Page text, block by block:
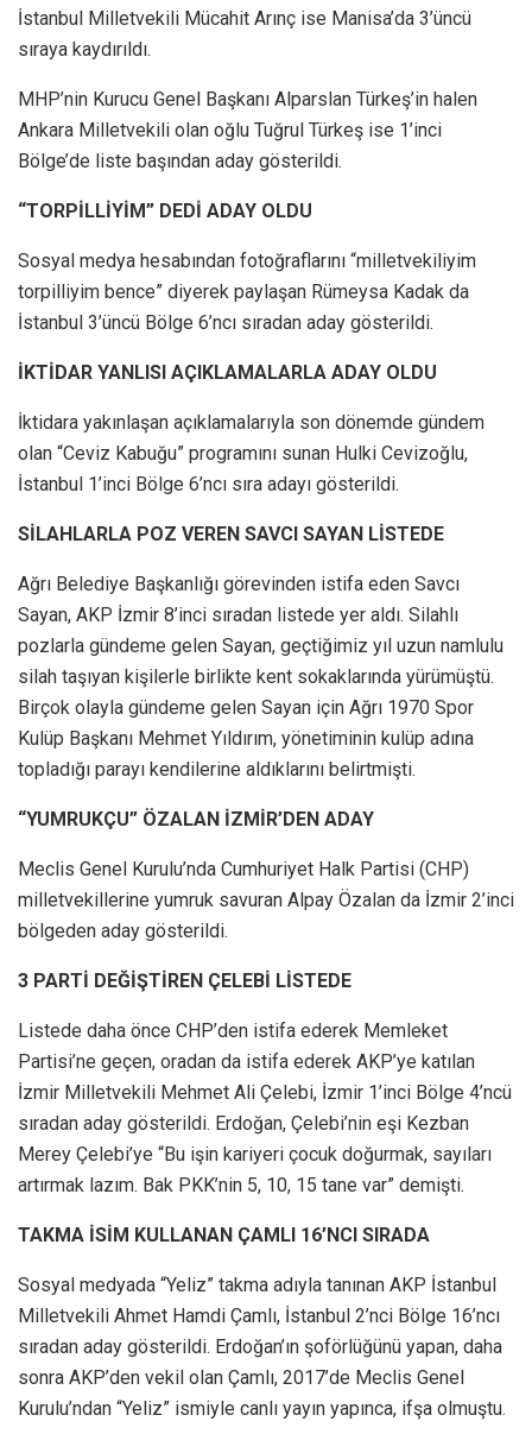
İstanbul Milletvekili Mücahit Arınç ise Manisa’da 3’üncü
sıraya kaydırıldı.
MHP’nin Kurucu Genel Başkanı Alparslan Türkeş’in halen
Ankara Milletvekili olan oğlu Tuğrul Türkeş ise 1’inci
Bölge’de liste başından aday gösterildi.
“TORPİLLİYİM” DEDİ ADAY OLDU
Sosyal medya hesabından fotoğraflarını “milletvekiliyim
torpilliyim bence” diyerek paylaşan Rümeysa Kadak da
İstanbul 3’üncü Bölge 6’ncı sıradan aday gösterildi.
İKTİDAR YANLISI AÇIKLAMALARLA ADAY OLDU
İktidara yakınlaşan açıklamalarıyla son dönemde gündem
olan “Ceviz Kabuğu” programını sunan Hulki Cevizoğlu,
İstanbul 1’inci Bölge 6’ncı sıra adayı gösterildi.
SİLAHLARLA POZ VEREN SAVCI SAYAN LİSTEDE
Ağrı Belediye Başkanlığı görevinden istifa eden Savcı
Sayan, AKP İzmir 8’inci sıradan listede yer aldı. Silahlı
pozlarla gündeme gelen Sayan, geçtiğimiz yıl uzun namlulu
silah taşıyan kişilerle birlikte kent sokaklarında yürümüştü.
Birçok olayla gündeme gelen Sayan için Ağrı 1970 Spor
Kulüp Başkanı Mehmet Yıldırım, yönetiminin kulüp adına
topladığı parayı kendilerine aldıklarını belirtmişti.
“YUMRUKÇU” ÖZALAN İZMİR’DEN ADAY
Meclis Genel Kurulu’nda Cumhuriyet Halk Partisi (CHP)
milletvekillerine yumruk savuran Alpay Özalan da İzmir 2’inci
bölgeden aday gösterildi.
3 PARTİ DEĞİŞTİREN ÇELEBİ LİSTEDE
Listede daha önce CHP’den istifa ederek Memleket
Partisi’ne geçen, oradan da istifa ederek AKP’ye katılan
İzmir Milletvekili Mehmet Ali Çelebi, İzmir 1’inci Bölge 4’ncü
sıradan aday gösterildi. Erdoğan, Çelebi’nin eşi Kezban
Merey Çelebi’ye “Bu işin kariyeri çocuk doğurmak, sayıları
artırmak lazım. Bak PKK’nin 5, 10, 15 tane var” demişti.
TAKMA İSİM KULLANAN ÇAMLI 16’NCI SIRADA
Sosyal medyada “Yeliz” takma adıyla tanınan AKP İstanbul
Milletvekili Ahmet Hamdi Çamlı, İstanbul 2’nci Bölge 16’ncı
sıradan aday gösterildi. Erdoğan’ın şoförlüğünü yapan, daha
sonra AKP’den vekil olan Çamlı, 2017’de Meclis Genel
Kurulu’ndan “Yeliz” ismiyle canlı yayın yapınca, ifşa olmuştu.